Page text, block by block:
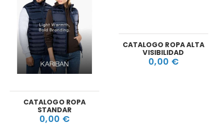
CATALOGO ROPA
STANDAR
0,00 €
CATALOGO ROPA ALTA
VISIBILIDAD
0,00 €